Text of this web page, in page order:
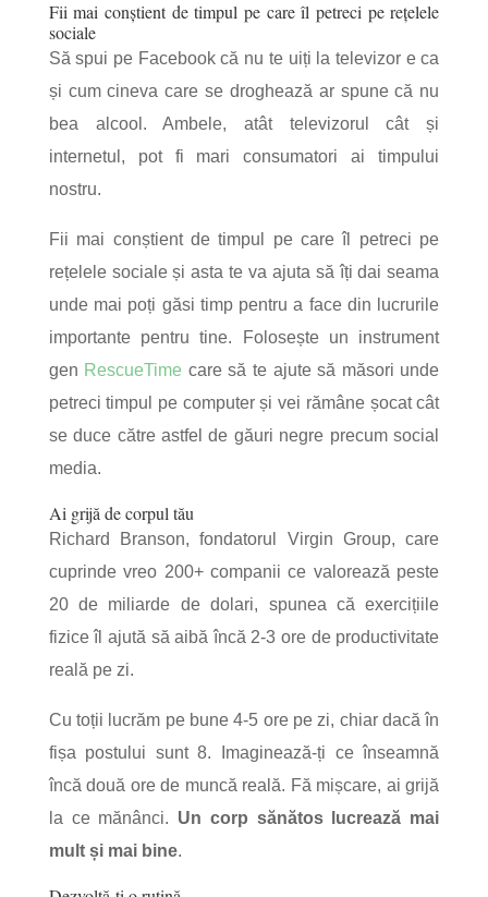
Fii mai conștient de timpul pe care îl petreci pe rețelele
sociale
Să spui pe Facebook că nu te uiți la televizor e ca
și cum cineva care se droghează ar spune că nu
bea alcool. Ambele, atât televizorul cât și
internetul, pot fi mari consumatori ai timpului
nostru.
Fii mai conștient de timpul pe care îl petreci pe
rețelele sociale și asta te va ajuta să îți dai seama
unde mai poți găsi timp pentru a face din lucrurile
importante pentru tine. Folosește un instrument
gen RescueTime care să te ajute să măsori unde
petreci timpul pe computer și vei rămâne șocat cât
se duce către astfel de găuri negre precum social
media.
Ai grijă de corpul tău
Richard Branson, fondatorul Virgin Group, care
cuprinde vreo 200+ companii ce valorează peste
20 de miliarde de dolari, spunea că exercițiile
fizice îl ajută să aibă încă 2-3 ore de productivitate
reală pe zi.
Cu toții lucrăm pe bune 4-5 ore pe zi, chiar dacă în
fișa postului sunt 8. Imaginează-ți ce înseamnă
încă două ore de muncă reală. Fă mișcare, ai grijă
la ce mănânci. Un corp sănătos lucrează mai
mult și mai bine.